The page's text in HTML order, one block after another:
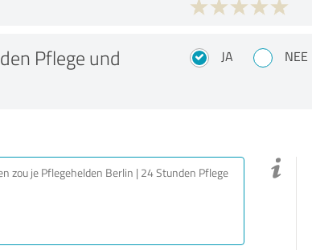
Pflege und
JA NEE